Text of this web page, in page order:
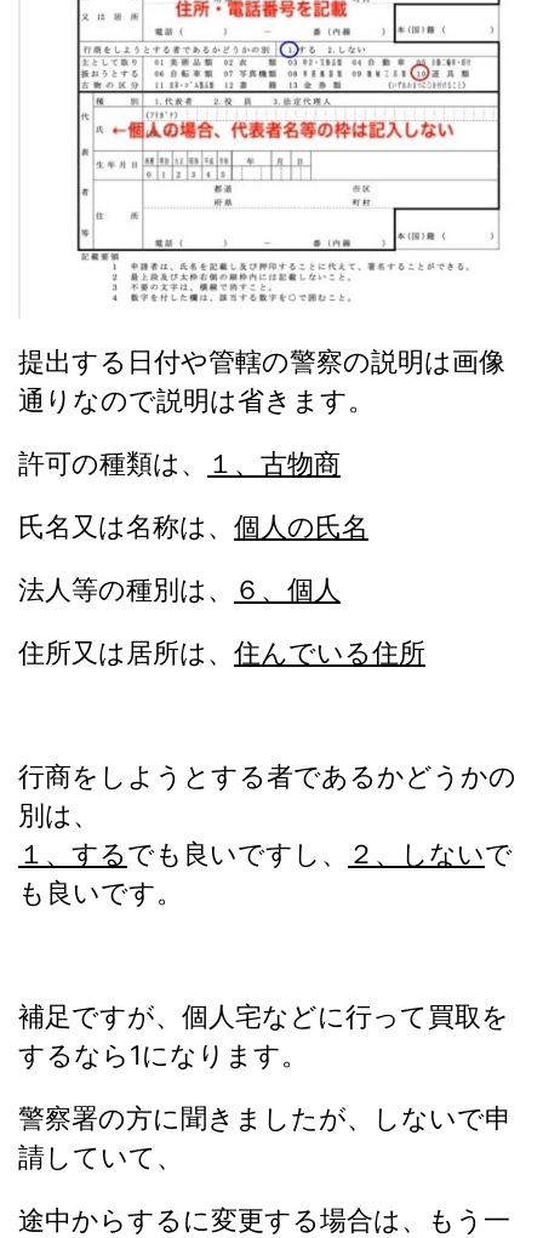
提出する日付や管轄の警察の説明は画像
通りなので説明は省きます。
許可の種類は、
１、古物商
氏名又は名称は、 個人の氏名
法人等の種別は、
６、個人
住所又は居所は、 住んでいる住所
行商をしようとする者であるかどうかの
別は、
１、するでも良いですし、 ２、しないで
も良いです。
補足ですが、個人宅などに行って買取を
するなら1になります。
警察署の方に聞きましたが、
しないで申
請していて、
途中からするに変更する場合は、
もう一